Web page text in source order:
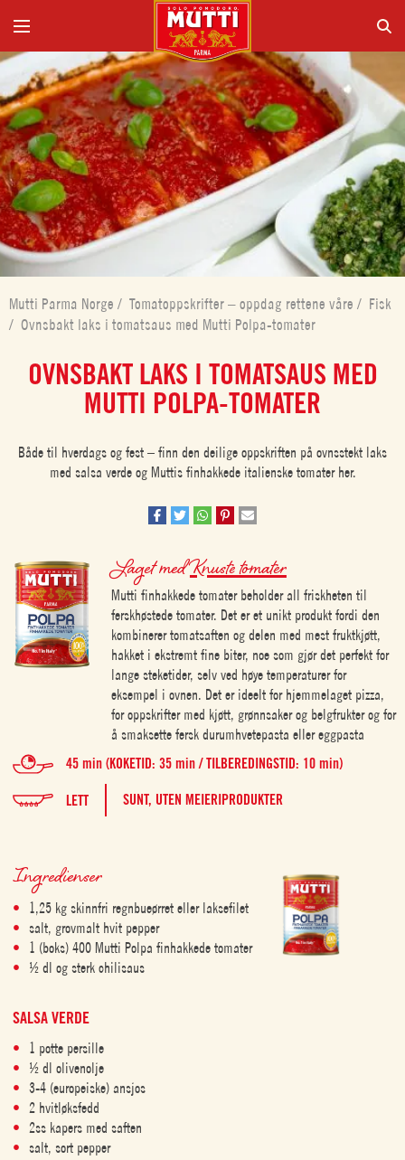
Mutti Parma Norge / Tomatoppskrifter – oppdag rettene våre / Fisk
/ Ovnsbakt laks i tomatsaus med Mutti Polpa-tomater
OVNSBAKT LAKS I TOMATSAUS MED
MUTTI POLPA-TOMATER
Både til hverdags og fest – finn den deilige oppskriften på ovnsstekt laks
med salsa verde og Muttis finhakkede italienske tomater her.
Laget medKnuste tomater
Mutti finhakkede tomater beholder all friskheten til
ferskhøstede tomater. Det er et unikt produkt fordi den
kombinerer tomatsaften og delen med mest fruktkjøtt,
hakket i ekstremt fine biter, noe som gjør det perfekt for
lange steketider, selv ved høye temperaturer for
eksempel i ovnen. Det er ideelt for hjemmelaget pizza,
for oppskrifter med kjøtt, grønnsaker og belgfrukter og for
å smaksette fersk durumhvetepasta eller eggpasta
45 min (KOKETID: 35 min / TILBEREDINGSTID: 10 min)
LETT SUNT, UTEN MEIERIPRODUKTER
Ingredienser
1,25 kg skinnfri regnbueørret eller laksefilet
salt, grovmalt hvit pepper
1 (boks) 400 Mutti Polpa finhakkede tomater
½ dl og sterk chilisaus
SALSA VERDE
1 potte persille
½ dl olivenolje
3-4 (europeiske) ansjos
2 hvitløksfedd
2ss kapers med saften
salt, sort pepper